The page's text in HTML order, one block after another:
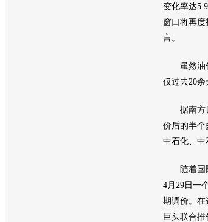
变化率达
窗口将再
言。
虽然油
仅过去20
据南方日
价后的半个
中石化、中
随着国
4月29日一
期调价。在
巨头联合